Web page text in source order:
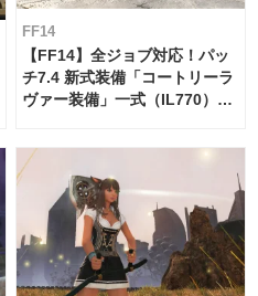
FF14
【FF14】全ジョブ対応！パッ
チ7.4 新式装備「コートリーラ
ヴァー装備」一式（IL770）の